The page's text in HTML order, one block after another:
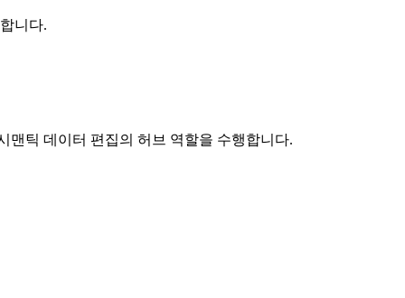
니다.
맨틱 데이터 편집의 허브 역할을 수행합니다.